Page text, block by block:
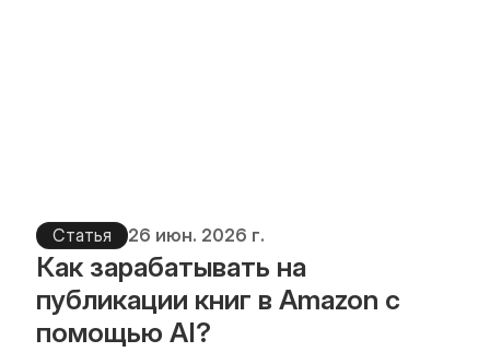
Статья 26 июн. 2026 г.
Как зарабатывать на
публикации книг в Amazon с
помощью AI?